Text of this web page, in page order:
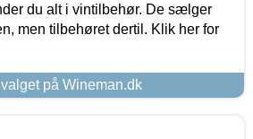
du alt i vintilbehør. De sælger
men tilbehøret dertil. Klik her for
på Wineman.dk